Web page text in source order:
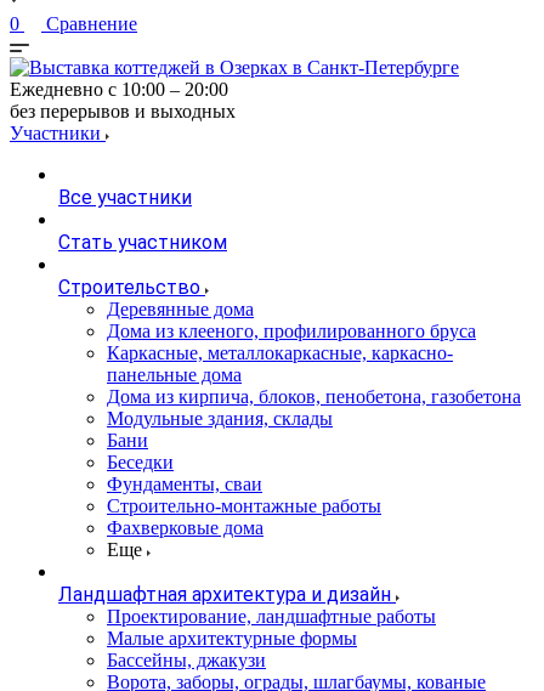
0 Сравнение
Ежедневно с 10:00 – 20:00
без перерывов и выходных
Участники
Все участники
Стать участником
Строительство
Деревянные дома
Дома из клееного, профилированного бруса
Каркасные, металлокаркасные, каркасно-
панельные дома
Дома из кирпича, блоков, пенобетона, газобетона
Модульные здания, склады
Бани
Беседки
Фундаменты, сваи
Строительно-монтажные работы
Фахверковые дома
Еще
Ландшафтная архитектура и дизайн
Проектирование, ландшафтные работы
Малые архитектурные формы
Бассейны, джакузи
Ворота, заборы, ограды, шлагбаумы, кованые